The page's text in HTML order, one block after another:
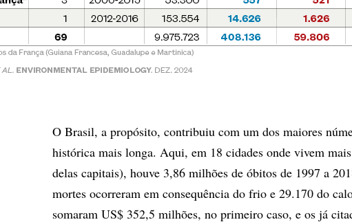
O Brasil, a propósito, contribuiu com um dos maiores
histórica mais longa. Aqui, em 18 cidades onde vivem
delas capitais), houve 3,86 milhões de óbitos de 1997 a
mortes ocorreram em consequência do frio e 29.170 do
somaram US$ 352,5 milhões, no primeiro caso, e os já